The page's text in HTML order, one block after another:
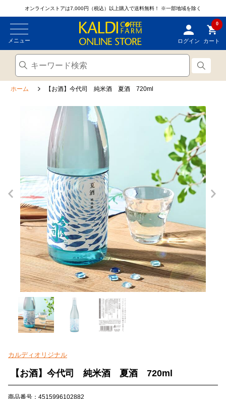
オンラインストアは7,000円（税込）以上購入で送料無料！ ※一部地域を除く
メニュー ログイン
0
カート
ホーム 【お酒】今代司 純米酒 夏酒 720ml
カルディオリジナル
【お酒】今代司 純米酒 夏酒 720ml
商品番号：4515996102882